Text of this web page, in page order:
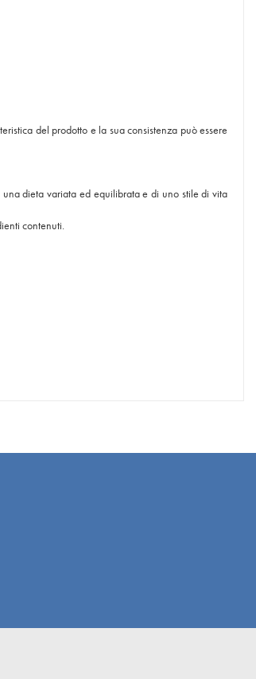
del prodotto e la sua consistenza può essere
dieta variata ed equilibrata e di uno stile di vita
contenuti.